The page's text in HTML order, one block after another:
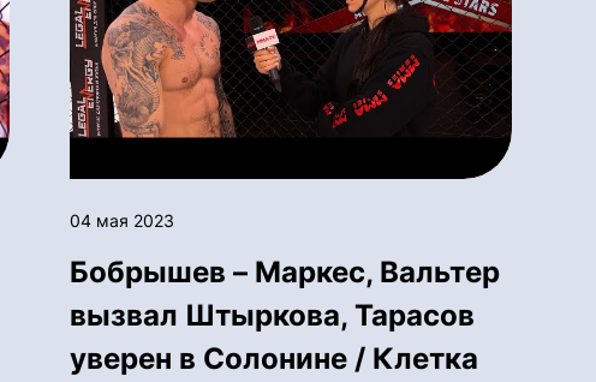
04 мая 2023
Бобрышев – Маркес, Вальтер
вызвал Штыркова, Тарасов
уверен в Солонине / Клетка